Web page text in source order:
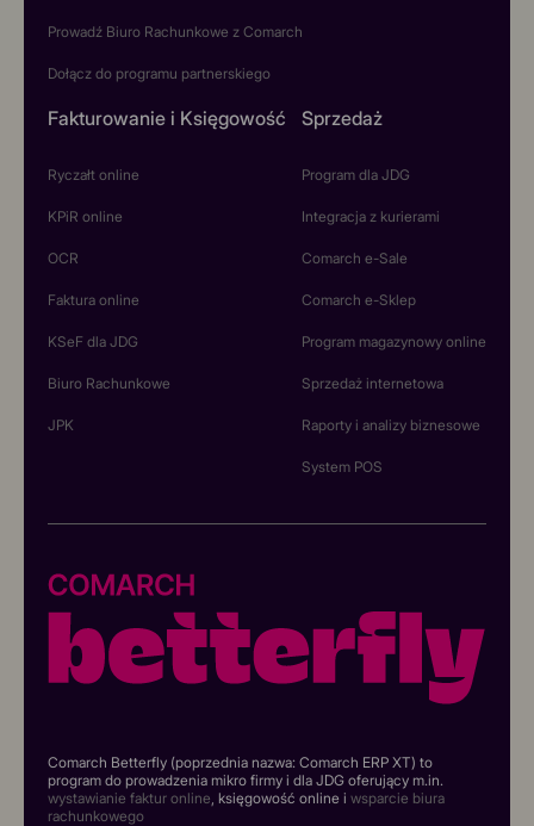
Prowadź Biuro Rachunkowe z Comarch
Dołącz do programu partnerskiego
Fakturowanie i Księgowość
Ryczałt online
KPiR online
OCR
Faktura online
KSeF dla JDG
Biuro Rachunkowe
JPK
Sprzedaż
Program dla JDG
Integracja z kurierami
Comarch e-Sale
Comarch e-Sklep
Program magazynowy online
Sprzedaż internetowa
Raporty i analizy biznesowe
System POS
Comarch Betterfly (poprzednia nazwa: Comarch ERP XT) to
program do prowadzenia mikro firmy i dla JDG oferujący m.in.
wystawianie faktur online , księgowość online i wsparcie biura
rachunkowego